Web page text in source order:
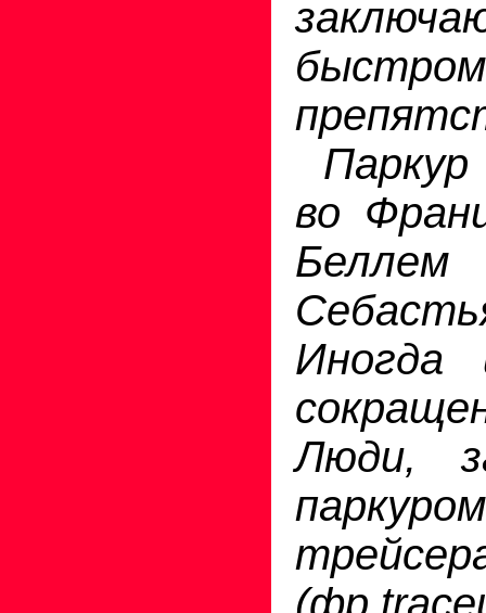
во
Иногда
Люди,